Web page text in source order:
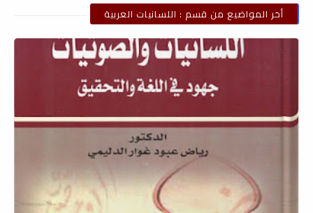
أخر المواضيع من قسم : اللسانيات العربية